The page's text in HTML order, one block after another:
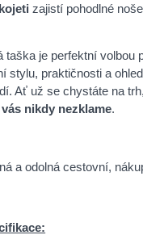
zajistí pohodlné
taška je perfektní volbou
stylu, praktičnosti a
Ať už se chystáte na
nikdy nezklame.